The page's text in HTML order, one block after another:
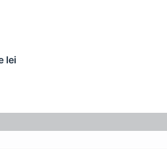
lei